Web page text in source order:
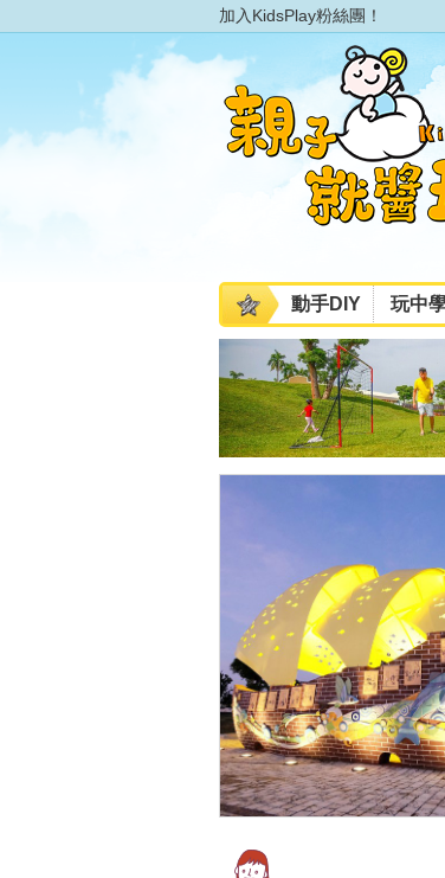
加入KidsPlay粉絲團！
動手DIY 玩中